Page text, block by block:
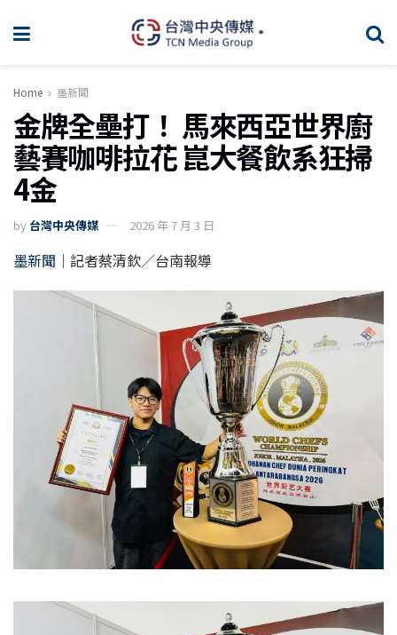
Home 墨新聞
金牌全壘打！ 馬來西亞世界廚
藝賽咖啡拉花 崑大餐飲系狂掃
4金
by 台灣中央傳媒 2026 年 7 月 3 日
墨新聞 ｜記者蔡清欽／台南報導